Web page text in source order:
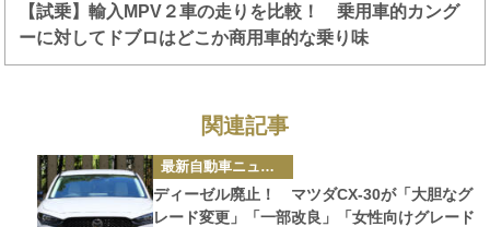
【試乗】輸入MPV２車の走りを比較！ 乗用車的カング
ーに対してドブロはどこか商用車的な乗り味
関連記事
カ
テ
ゴ
リ
ー
最新自動車ニュース
ディーゼル廃止！ マツダCX-30が「大胆なグ
レード変更」「一部改良」「女性向けグレード